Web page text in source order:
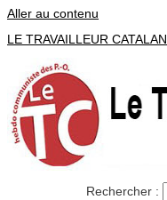
Aller au contenu
LE TRAVAILLEUR CATALAN
Rechercher :